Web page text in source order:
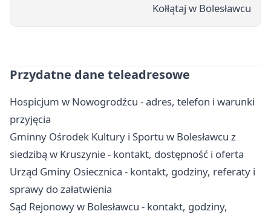
Kołłątaj w Bolesławcu
Przydatne dane teleadresowe
Hospicjum w Nowogrodźcu - adres, telefon i warunki
przyjęcia
Gminny Ośrodek Kultury i Sportu w Bolesławcu z
siedzibą w Kruszynie - kontakt, dostępność i oferta
Urząd Gminy Osiecznica - kontakt, godziny, referaty i
sprawy do załatwienia
Sąd Rejonowy w Bolesławcu - kontakt, godziny,